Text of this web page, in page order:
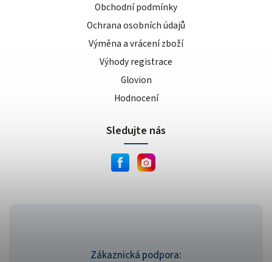
Zákaznická podpora:
Obchodní podmínky
Ochrana osobních údajů
Výměna a vrácení zboží
Výhody registrace
Glovion
Hodnocení
Sledujte nás